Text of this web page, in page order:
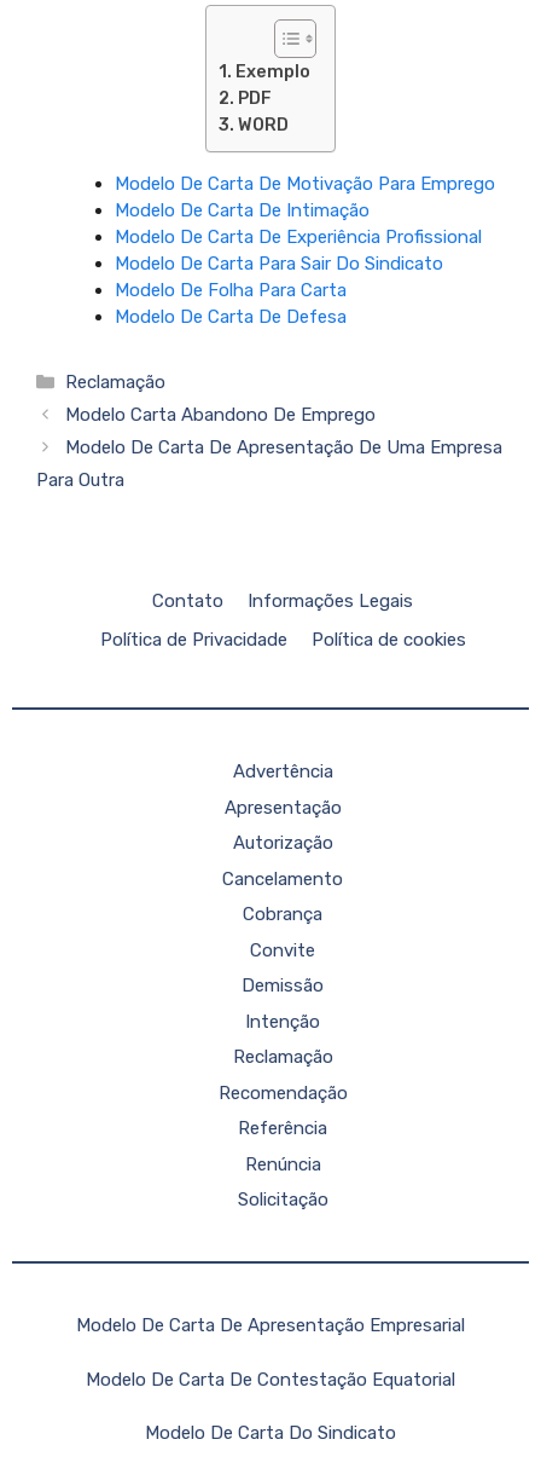
Exemplo
PDF
WORD
Modelo De Carta De Motivação Para Emprego
Modelo De Carta De Intimação
Modelo De Carta De Experiência Profissional
Modelo De Carta Para Sair Do Sindicato
Modelo De Folha Para Carta
Modelo De Carta De Defesa
Categorias
Reclamação
Modelo Carta Abandono De Emprego
Modelo De Carta De Apresentação De Uma Empresa
Para Outra
Contato
Informações Legais
Política de Privacidade
Política de cookies
Advertência
Apresentação
Autorização
Cancelamento
Cobrança
Convite
Demissão
Intenção
Reclamação
Recomendação
Referência
Renúncia
Solicitação
Modelo De Carta De Apresentação Empresarial
Modelo De Carta De Contestação Equatorial
Modelo De Carta Do Sindicato